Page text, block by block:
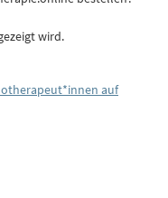
wird.
auf